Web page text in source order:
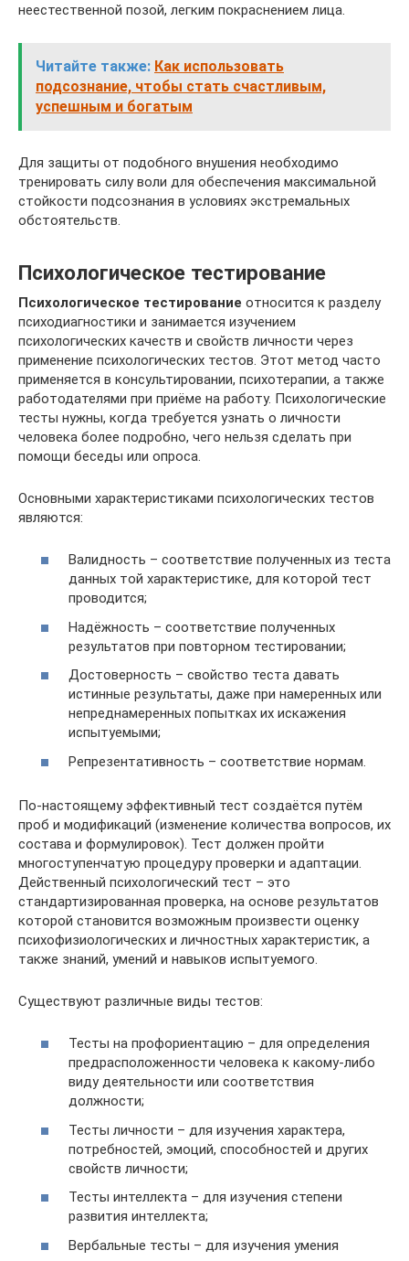
неестественной позой, легким покраснением лица.
Читайте также: Как использовать
подсознание, чтобы стать счастливым,
успешным и богатым
Для защиты от подобного внушения необходимо
тренировать силу воли для обеспечения максимальной
стойкости подсознания в условиях экстремальных
обстоятельств.
Психологическое тестирование
Психологическое тестирование относится к разделу
психодиагностики и занимается изучением
психологических качеств и свойств личности через
применение психологических тестов. Этот метод часто
применяется в консультировании, психотерапии, а также
работодателями при приёме на работу. Психологические
тесты нужны, когда требуется узнать о личности
человека более подробно, чего нельзя сделать при
помощи беседы или опроса.
Основными характеристиками психологических тестов
являются:
Валидность – соответствие полученных из теста
данных той характеристике, для которой тест
проводится;
Надёжность – соответствие полученных
результатов при повторном тестировании;
Достоверность – свойство теста давать
истинные результаты, даже при намеренных или
непреднамеренных попытках их искажения
испытуемыми;
Репрезентативность – соответствие нормам.
По-настоящему эффективный тест создаётся путём
проб и модификаций (изменение количества вопросов, их
состава и формулировок). Тест должен пройти
многоступенчатую процедуру проверки и адаптации.
Действенный психологический тест – это
стандартизированная проверка, на основе результатов
которой становится возможным произвести оценку
психофизиологических и личностных характеристик, а
также знаний, умений и навыков испытуемого.
Существуют различные виды тестов:
Тесты на профориентацию – для определения
предрасположенности человека к какому-либо
виду деятельности или соответствия
должности;
Тесты личности – для изучения характера,
потребностей, эмоций, способностей и других
свойств личности;
Тесты интеллекта – для изучения степени
развития интеллекта;
Вербальные тесты – для изучения умения